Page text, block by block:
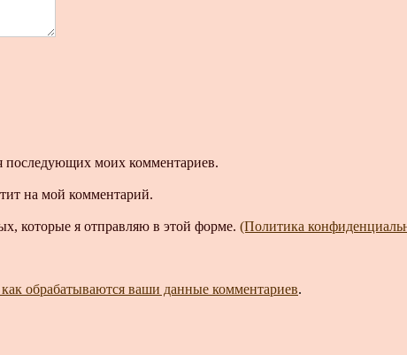
последующих моих комментариев.
на мой комментарий.
которые я отправляю в этой форме. (Политика
обрабатываются ваши данные комментариев.